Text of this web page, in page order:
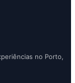
no Porto,